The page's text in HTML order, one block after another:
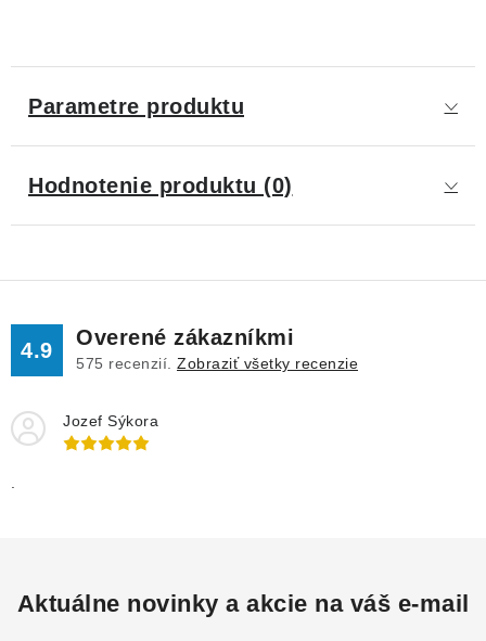
Parametre produktu
Hodnotenie produktu (0)
4.9
Overené zákazníkmi
575 recenzií. Zobraziť všetky recenzie
Jozef Sýkora
Aktuálne novinky a akcie na váš e-mail